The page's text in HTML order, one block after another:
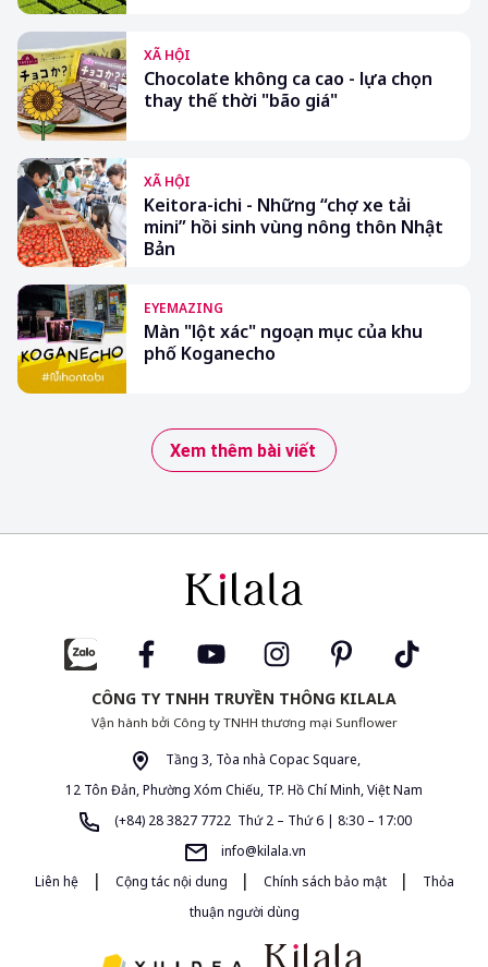
XÃ HỘI
Chocolate không ca cao - lựa chọn
thay thế thời "bão giá"
XÃ HỘI
Keitora-ichi - Những “chợ xe tải
mini” hồi sinh vùng nông thôn Nhật
Bản
EYEMAZING
Màn "lột xác" ngoạn mục của khu
phố Koganecho
Xem thêm bài viết
CÔNG TY TNHH TRUYỀN THÔNG KILALA
Vận hành bởi Công ty TNHH thương mại Sunflower
Tầng 3, Tòa nhà Copac Square,
12 Tôn Đản, Phường Xóm Chiếu, TP. Hồ Chí Minh, Việt Nam
(+84) 28 3827 7722 Thứ 2 – Thứ 6 | 8:30 – 17:00
info@kilala.vn
Liên hệ
| Cộng tác nội dung | Chính sách bảo mật |
Thỏa
thuận người dùng